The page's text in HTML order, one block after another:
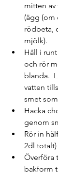
mitten
(ägg (om
rödbeta,
mjölk).
Häll i
och rör
blanda.
vatten
smet
Hacka
genom
Rör in
2dl totalt)
Överföra
bakform